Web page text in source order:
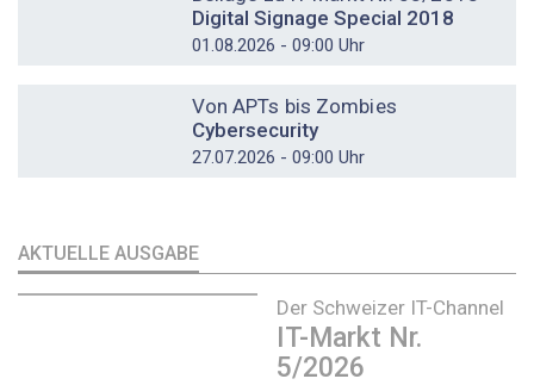
Digital Signage Special 2018
01.08.2026 - 09:00 Uhr
Von APTs bis Zombies
Cybersecurity
27.07.2026 - 09:00 Uhr
AKTUELLE AUSGABE
Der Schweizer IT-Channel
IT-Markt Nr.
5/2026